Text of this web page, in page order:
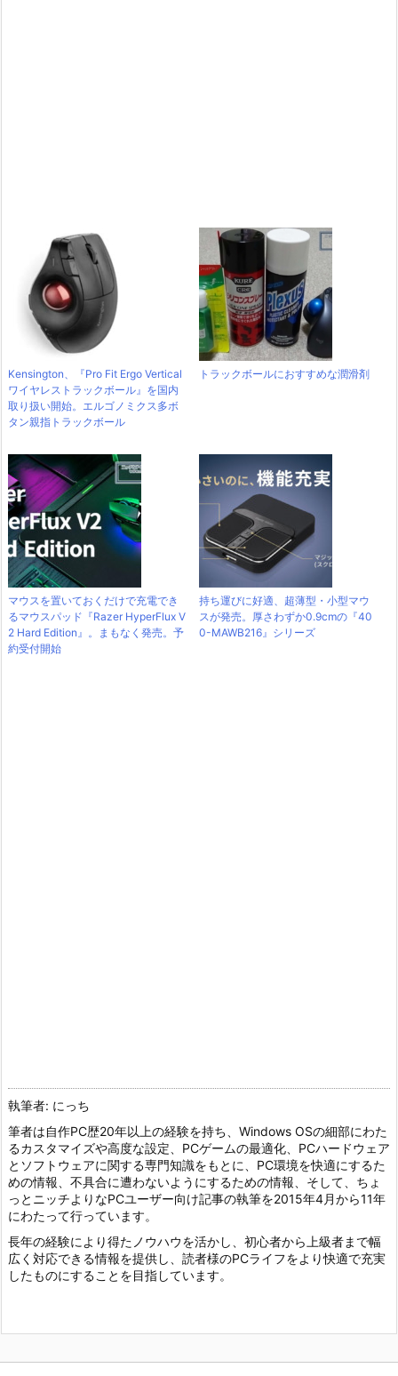
Kensington、『Pro Fit Ergo Vertical
ワイヤレストラックボール』を国内
取り扱い開始。エルゴノミクス多ボ
タン親指トラックボール
トラックボールにおすすめな潤滑剤
マウスを置いておくだけで充電でき
るマウスパッド『Razer HyperFlux V
2 Hard Edition』。まもなく発売。予
約受付開始
持ち運びに好適、超薄型・小型マウ
スが発売。厚さわずか0.9cmの『40
0-MAWB216』シリーズ
執筆者: にっち
筆者は自作PC歴20年以上の経験を持ち、Windows OSの細部にわた
るカスタマイズや高度な設定、PCゲームの最適化、PCハードウェア
とソフトウェアに関する専門知識をもとに、PC環境を快適にするた
めの情報、不具合に遭わないようにするための情報、そして、ちょ
っとニッチよりなPCユーザー向け記事の執筆を2015年4月から11年
にわたって行っています。
長年の経験により得たノウハウを活かし、初心者から上級者まで幅
広く対応できる情報を提供し、読者様のPCライフをより快適で充実
したものにすることを目指しています。